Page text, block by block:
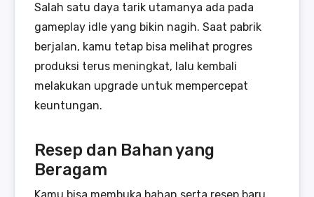
Salah satu daya tarik utamanya ada pada
gameplay idle yang bikin nagih. Saat pabrik
berjalan, kamu tetap bisa melihat progres
produksi terus meningkat, lalu kembali
melakukan upgrade untuk mempercepat
keuntungan.
Resep dan Bahan yang
Beragam